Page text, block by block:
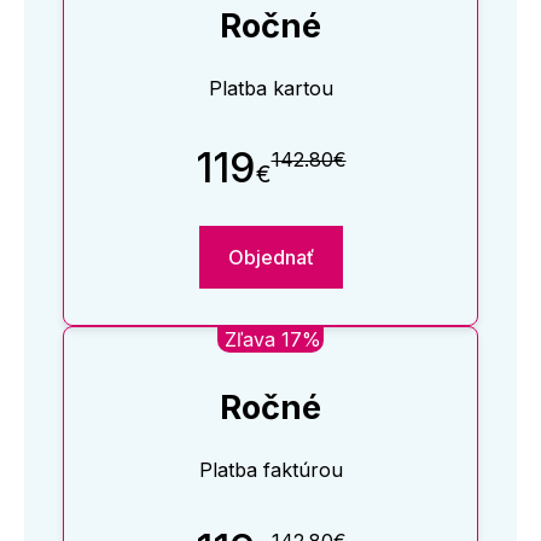
Ročné
Platba kartou
119€142.80€
Objednať
Zľava 17%
Ročné
Platba faktúrou